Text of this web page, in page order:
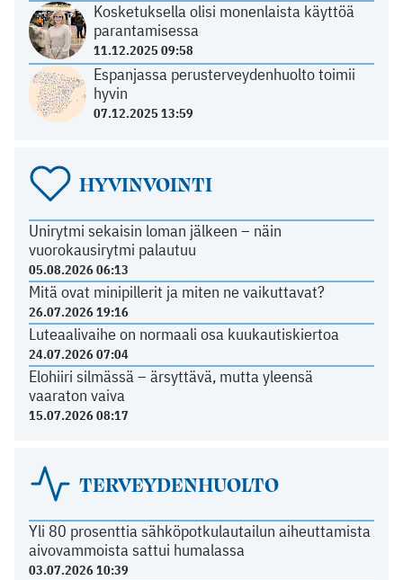
Kosketuksella olisi monenlaista käyttöä
parantamisessa
11.12.2025 09:58
Espanjassa perusterveydenhuolto toimii
hyvin
07.12.2025 13:59
HYVINVOINTI
Unirytmi sekaisin loman jälkeen – näin
vuorokausirytmi palautuu
05.08.2026 06:13
Mitä ovat minipillerit ja miten ne vaikuttavat?
26.07.2026 19:16
Luteaalivaihe on normaali osa kuukautiskiertoa
24.07.2026 07:04
Elohiiri silmässä – ärsyttävä, mutta yleensä
vaaraton vaiva
15.07.2026 08:17
TERVEYDENHUOLTO
Yli 80 prosenttia sähköpotkulautailun aiheuttamista
aivovammoista sattui humalassa
03.07.2026 10:39